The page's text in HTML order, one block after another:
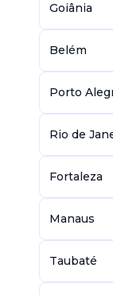
Goiânia
Belém
Porto
Rio de
Fortaleza
Manaus
Taubaté